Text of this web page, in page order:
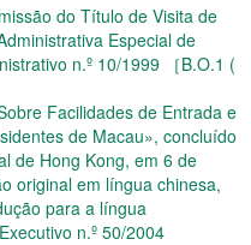
do Título de Visita de
Especial de
n.º 10/1999 ［B.O.1 (
Facilidades de Entrada e
de Macau», concluído
de Hong Kong, em 6 de
original em língua chinesa,
para a língua
n.º 50/2004